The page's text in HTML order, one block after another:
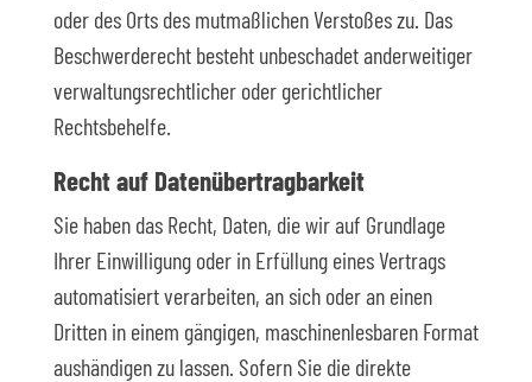
oder des Orts des mutmaßlichen Verstoßes zu. Das
Beschwerderecht besteht unbeschadet anderweitiger
verwaltungsrechtlicher oder gerichtlicher
Rechtsbehelfe.
Recht auf Daten­übertrag­barkeit
Sie haben das Recht, Daten, die wir auf Grundlage
Ihrer Einwilligung oder in Erfüllung eines Vertrags
automatisiert verarbeiten, an sich oder an einen
Dritten in einem gängigen, maschinenlesbaren Format
aushändigen zu lassen. Sofern Sie die direkte